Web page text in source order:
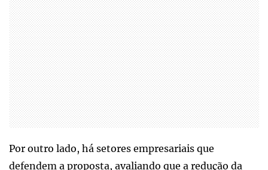
Por outro lado, há setores empresariais que
defendem a proposta, avaliando que a redução da